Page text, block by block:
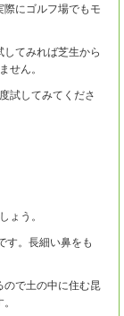
にゴルフ場でもモ
てみれば芝生から
せん。
試してみてくださ
ょう。
す。長細い鼻をも
ので土の中に住む昆